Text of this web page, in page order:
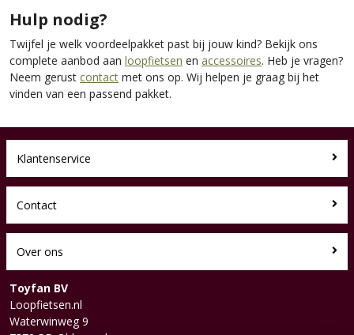
Hulp nodig?
Twijfel je welk voordeelpakket past bij jouw kind? Bekijk ons
complete aanbod aan loopfietsen en accessoires. Heb je vragen?
Neem gerust contact met ons op. Wij helpen je graag bij het
vinden van een passend pakket.
Klantenservice
Contact
Over ons
Toyfan BV
Loopfietsen.nl
Waterwinweg 9